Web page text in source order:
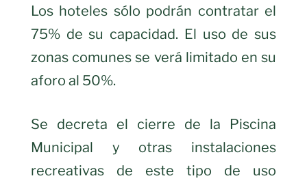
Los hoteles sólo podrán contratar el
75% de su capacidad. El uso de sus
zonas comunes se verá limitado en su
aforo al 50%.
Se decreta el cierre de la Piscina
Municipal y otras instalaciones
recreativas de este tipo de uso